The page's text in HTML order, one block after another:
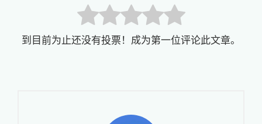
到目前为止还没有投票！成为第一位评论此文章。